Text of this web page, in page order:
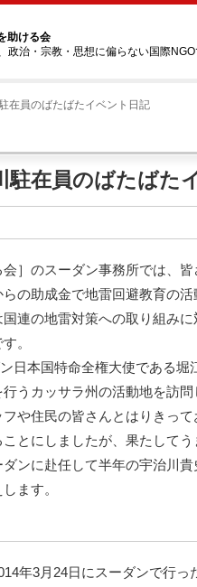
助ける会
政治・宗教・思想に偏らない国際
在員のばたばたイベント日記
駐在員のばたばた
］のスーダン事務所では、皆
の助成金で地雷回避教育の活
連の地雷対策への取り組みに
。
日本国特命全権大使である堀
うカッサラ州の活動地を訪問
や住民の皆さんとはりきって
とにしましたが、果たしてう
ンに赴任して半年の宇治川貴
ます。
年3月24日にスーダンで行っ